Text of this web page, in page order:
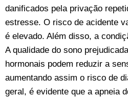
danificados pela privação
estresse. O risco de acidente
é elevado. Além disso, a
A qualidade do sono
hormonais podem reduzir a
aumentando assim o risco de
geral, é evidente que a apneia